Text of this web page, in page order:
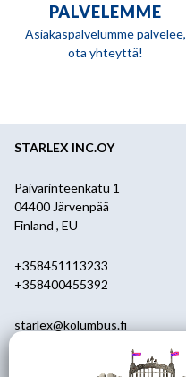
PALVELEMME
Asiakaspalvelumme palvelee,
ota yhteyttä!
STARLEX INC.OY
Päivärinteenkatu 1
04400 Järvenpää
Finland , EU
+358451113233
+358400455392
starlex@kolumbus.fi